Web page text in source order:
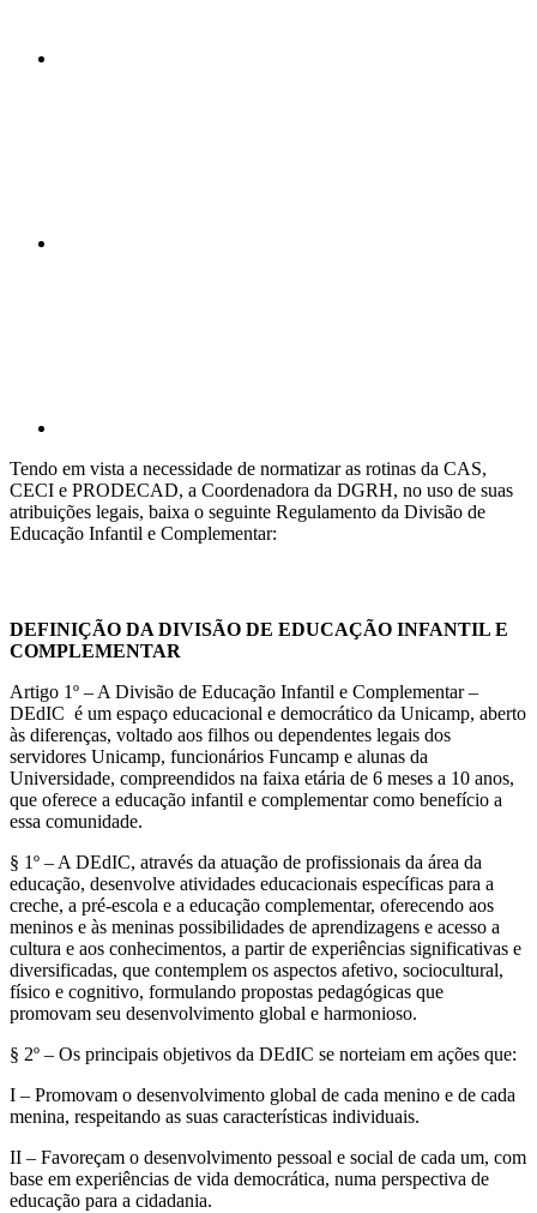
Tendo em vista a necessidade de normatizar as rotinas da CAS,
CECI e PRODECAD, a Coordenadora da DGRH, no uso de suas
atribuições legais, baixa o seguinte Regulamento da Divisão de
Educação Infantil e Complementar:
DEFINIÇÃO DA DIVISÃO DE EDUCAÇÃO INFANTIL E
COMPLEMENTAR
Artigo 1º – A Divisão de Educação Infantil e Complementar –
DEdIC é um espaço educacional e democrático da Unicamp, aberto
às diferenças, voltado aos filhos ou dependentes legais dos
servidores Unicamp, funcionários Funcamp e alunas da
Universidade, compreendidos na faixa etária de 6 meses a 10 anos,
que oferece a educação infantil e complementar como benefício a
essa comunidade.
§ 1º – A DEdIC, através da atuação de profissionais da área da
educação, desenvolve atividades educacionais específicas para a
creche, a pré-escola e a educação complementar, oferecendo aos
meninos e às meninas possibilidades de aprendizagens e acesso a
cultura e aos conhecimentos, a partir de experiências significativas e
diversificadas, que contemplem os aspectos afetivo, sociocultural,
físico e cognitivo, formulando propostas pedagógicas que
promovam seu desenvolvimento global e harmonioso.
§ 2º – Os principais objetivos da DEdIC se norteiam em ações que:
I – Promovam o desenvolvimento global de cada menino e de cada
menina, respeitando as suas características individuais.
II – Favoreçam o desenvolvimento pessoal e social de cada um, com
base em experiências de vida democrática, numa perspectiva de
educação para a cidadania.